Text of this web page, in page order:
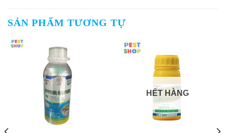
SẢN PHẨM TƯƠNG TỰ
HẾT HÀNG